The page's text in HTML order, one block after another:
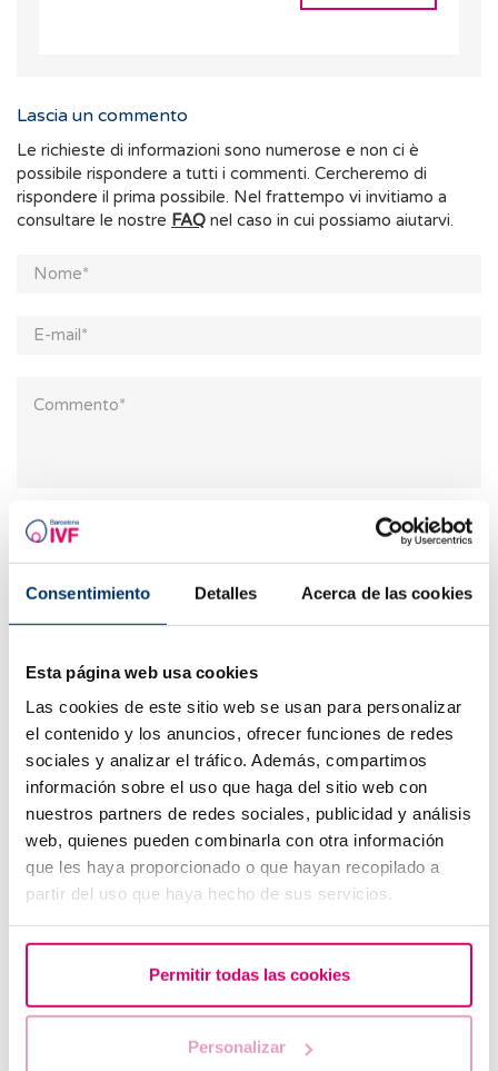
Consentimiento Detalles Acerca de las cookies
Esta página web usa cookies
Las cookies de este sitio web se usan para personalizar
el contenido y los anuncios, ofrecer funciones de redes
sociales y analizar el tráfico. Además, compartimos
información sobre el uso que haga del sitio web con
nuestros partners de redes sociales, publicidad y análisis
web, quienes pueden combinarla con otra información
que les haya proporcionado o que hayan recopilado a
partir del uso que haya hecho de sus servicios.
Permitir todas las cookies
Personalizar
Lascia un commento
Le richieste di informazioni sono numerose e non ci è
possibile rispondere a tutti i commenti. Cercheremo di
rispondere il prima possibile. Nel frattempo vi invitiamo a
consultare le nostre FAQ nel caso in cui possiamo aiutarvi.
* Campi obbligatori
Articoli correlati
Essere madre single